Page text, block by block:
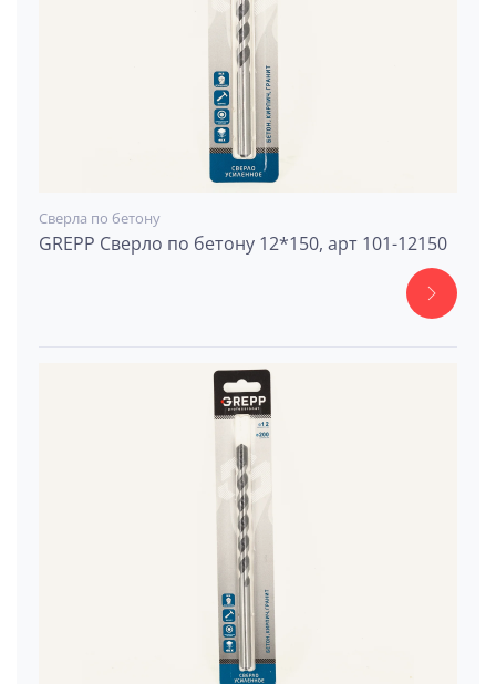
Сверла по бетону
GREPP Сверло по бетону 12*150, арт 101-12150